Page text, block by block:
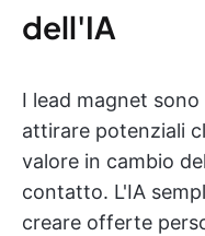
dell'IA
I lead magnet
attirare potenziali
valore in cambio
contatto. L'IA
creare offerte